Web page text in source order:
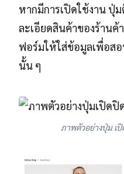
หากมีการเปิดใช้งาน ปุ่
ละเอียดสินค้าของร้านค้
ฟอร์มให้ใส่ข้อมูลเพื่อส
นั้น ๆ
ภาพตัวอย่างปุ่ม เ